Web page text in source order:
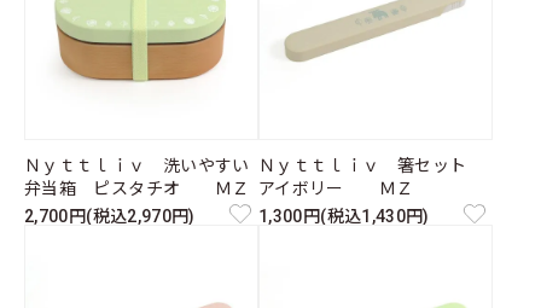
Ｎｙｔｔｌｉｖ 洗いやすい
弁当箱 ピスタチオ ＭＺ
2,700円(税込2,970円)
Ｎｙｔｔｌｉｖ 箸セット
アイボリー ＭＺ
1,300円(税込1,430円)